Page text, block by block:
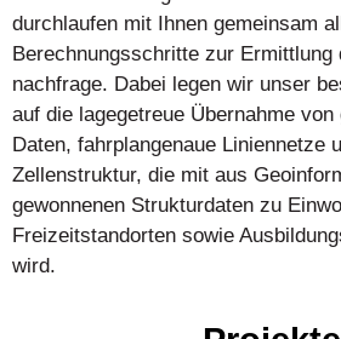
durchlaufen mit Ihnen gemeinsam
Berechnungsschritte zur Ermittlung
nachfrage. Dabei legen wir unser
auf die lagegetreue Übernahme
Daten, fahrplangenaue Liniennetze
Zellenstruktur, die mit aus
gewonnenen Strukturdaten zu
Freizeitstandorten sowie
wird.